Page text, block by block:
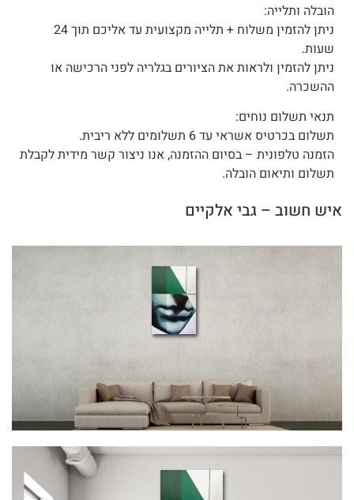
הובלה ותלייה:
ניתן להזמין משלוח + תלייה מקצועית עד אליכם תוך 24
שעות.
ניתן להזמין ולראות את הציורים בגלריה לפני הרכישה או
ההשכרה.
תנאי תשלום נוחים:
תשלום בכרטיס אשראי עד 6 תשלומים ללא ריבית.
הזמנה טלפונית – בסיום ההזמנה, אנו ניצור קשר מידית לקבלת
תשלום ותיאום הובלה.
איש חשוב – גבי אלקיים